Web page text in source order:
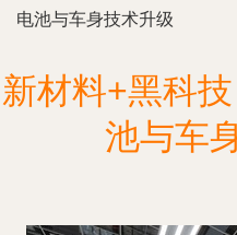
电池与车身技术升级
新材料+黑科
池与车